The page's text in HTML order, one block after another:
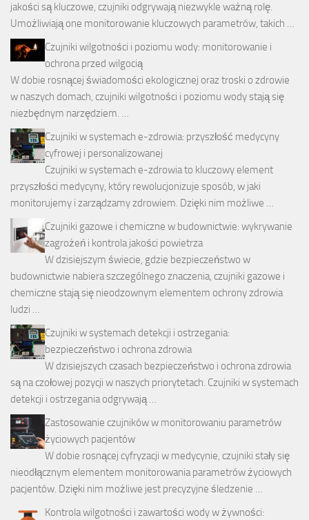
jakości są kluczowe, czujniki odgrywają niezwykle ważną rolę.
Umożliwiają one monitorowanie kluczowych parametrów, takich …
Czujniki wilgotności i poziomu wody: monitorowanie i
ochrona przed wilgocią
W dobie rosnącej świadomości ekologicznej oraz troski o zdrowie
w naszych domach, czujniki wilgotności i poziomu wody stają się
niezbędnym narzędziem. …
Czujniki w systemach e-zdrowia: przyszłość medycyny
cyfrowej i personalizowanej
Czujniki w systemach e-zdrowia to kluczowy element
przyszłości medycyny, który rewolucjonizuje sposób, w jaki
monitorujemy i zarządzamy zdrowiem. Dzięki nim możliwe …
Czujniki gazowe i chemiczne w budownictwie: wykrywanie
zagrożeń i kontrola jakości powietrza
W dzisiejszym świecie, gdzie bezpieczeństwo w
budownictwie nabiera szczególnego znaczenia, czujniki gazowe i
chemiczne stają się nieodzownym elementem ochrony zdrowia
ludzi …
Czujniki w systemach detekcji i ostrzegania:
bezpieczeństwo i ochrona zdrowia
W dzisiejszych czasach bezpieczeństwo i ochrona zdrowia
są na czołowej pozycji w naszych priorytetach. Czujniki w systemach
detekcji i ostrzegania odgrywają …
Zastosowanie czujników w monitorowaniu parametrów
życiowych pacjentów
W dobie rosnącej cyfryzacji w medycynie, czujniki stały się
nieodłącznym elementem monitorowania parametrów życiowych
pacjentów. Dzięki nim możliwe jest precyzyjne śledzenie …
Kontrola wilgotności i zawartości wody w żywności: